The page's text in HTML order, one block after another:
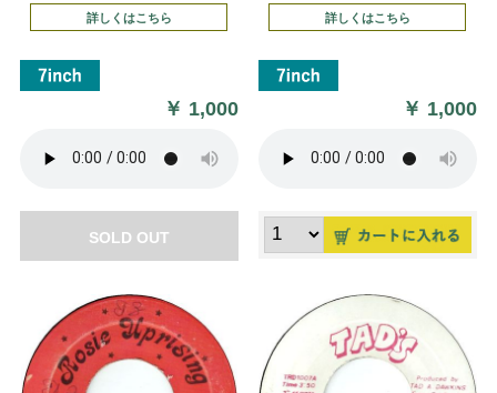
詳しくはこちら
￥ 1,000
SOLD OUT
詳しくはこちら
￥ 1,000